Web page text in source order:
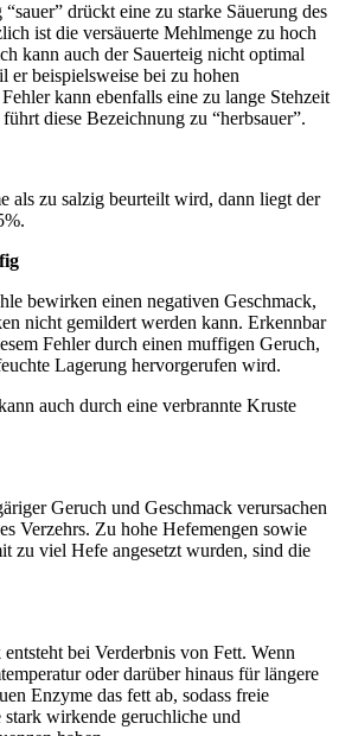
drückt eine zu starke Säuerung des
ist die versäuerte Mehlmenge zu hoch
kann auch der Sauerteig nicht optimal
er beispielsweise bei zu hohen
kann ebenfalls eine zu lange Stehzeit
diese Bezeichnung zu “herbsauer”.
als zu salzig beurteilt wird, dann liegt der
bewirken einen negativen Geschmack,
nicht gemildert werden kann. Erkennbar
Fehler durch einen muffigen Geruch,
Lagerung hervorgerufen wird.
auch durch eine verbrannte Kruste
Geruch und Geschmack verursachen
Verzehrs. Zu hohe Hefemengen sowie
zu viel Hefe angesetzt wurden, sind die
bei Verderbnis von Fett. Wenn
oder darüber hinaus für längere
Enzyme das fett ab, sodass freie
stark wirkende geruchliche und